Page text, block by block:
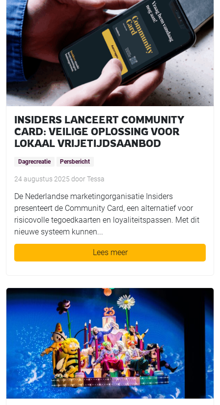
INSIDERS LANCEERT COMMUNITY
CARD: VEILIGE OPLOSSING VOOR
LOKAAL VRIJETIJDSAANBOD
Dagrecreatie Persbericht
24 augustus 2025 doorTessa
De Nederlandse marketingorganisatie Insiders
presenteert de Community Card, een alternatief voor
risicovolle tegoedkaarten en loyaliteitspassen. Met dit
nieuwe systeem kunnen...
Lees meer